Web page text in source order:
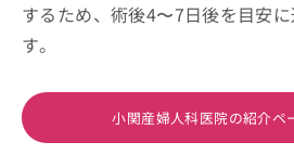
するため、術後4〜7日後を目安
す。
小関産婦人科医院の紹介ペ